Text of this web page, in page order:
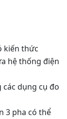
kiến thức
hệ thống điện
các dụng cụ đo
3 pha có thể